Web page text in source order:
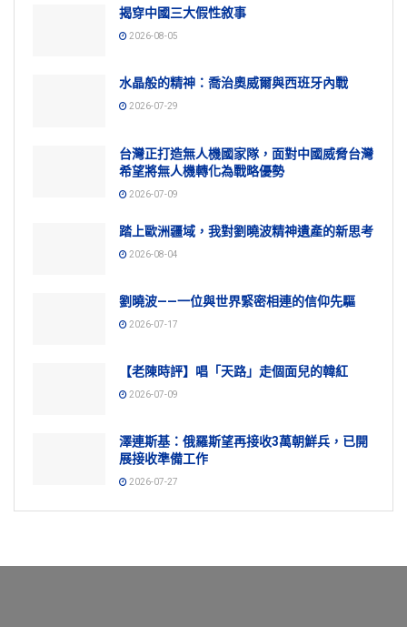
揭穿中國三大假性敘事
2026-08-05
水晶般的精神：喬治奧威爾與西班牙內戰
2026-07-29
台灣正打造無人機國家隊，面對中國威脅台灣
希望將無人機轉化為戰略優勢
2026-07-09
踏上歐洲疆域，我對劉曉波精神遺產的新思考
2026-08-04
劉曉波——一位與世界緊密相連的信仰先驅
2026-07-17
【老陳時評】唱「天路」走個面兒的韓紅
2026-07-09
澤連斯基：俄羅斯望再接收3萬朝鮮兵，已開
展接收準備工作
2026-07-27